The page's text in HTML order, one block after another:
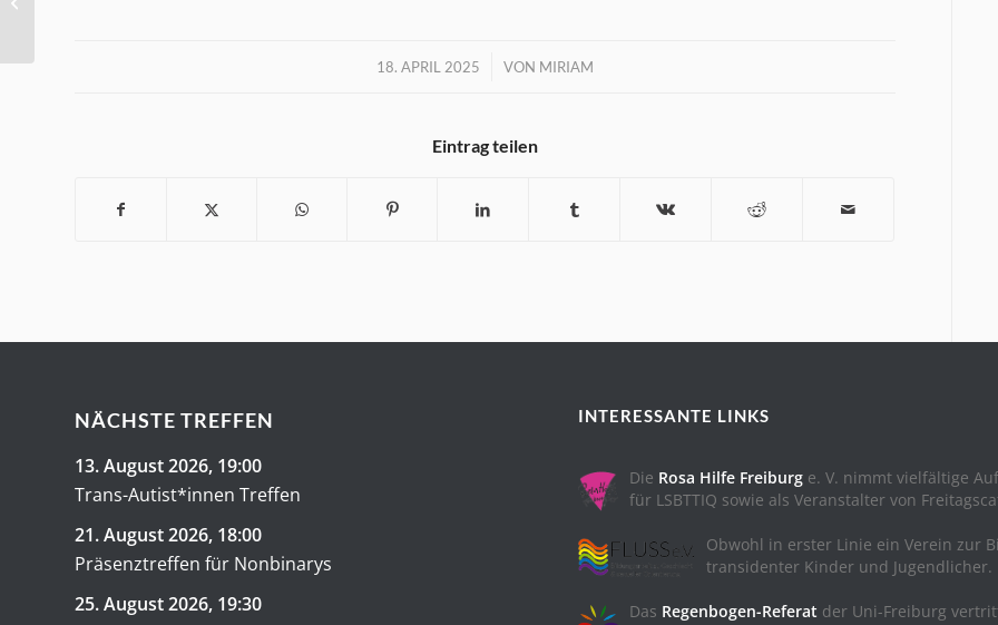
18. APRIL 2025
/ VON MIRIAM
Eintrag teilen
NÄCHSTE TREFFEN
13. August 2026, 19:00
Trans-Autist*innen Treffen
21. August 2026, 18:00
Präsenztreffen für Nonbinarys
25. August 2026, 19:30
INTERESSANTE LINKS
Die Rosa Hilfe Freiburge. V. nimmt vielfältige
für LSBTTIQ sowie als Veranstalter von
Obwohl in erster Linie ein Verein zur
transidenter Kinder und Jugendlicher.
Das Regenbogen-Referat der Uni-Freiburg